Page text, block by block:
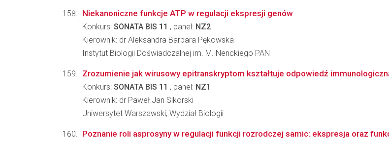
Niekanoniczne funkcje ATP w regulacji ekspresji genów
Konkurs: SONATA BIS 11 , panel: NZ2
Kierownik: dr Aleksandra Barbara Pękowska
Instytut Biologii Doświadczalnej im. M. Nenckiego PAN
Zrozumienie jak wirusowy epitranskryptom kształtuje odpowiedź
Konkurs: SONATA BIS 11 , panel: NZ1
Kierownik: dr Paweł Jan Sikorski
Uniwersytet Warszawski, Wydział Biologii
Poznanie roli asprosyny w regulacji funkcji rozrodczej samic: ekspresja oraz